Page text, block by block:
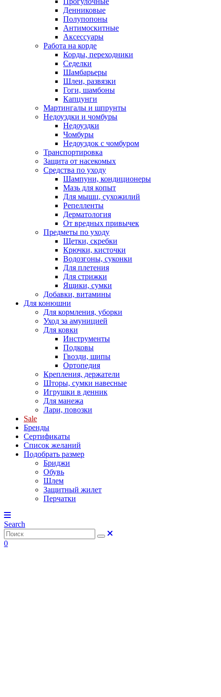
Денниковые
Полупопоны
Антимоскитные
Аксессуары
Работа на корде
Корды, переходники
Седелки
Шамбарьеры
Шлеи, развязки
Гоги, шамбоны
Капцунги
Мартингалы и шпрунты
Недоуздки и чомбуры
Недоуздки
Чомбуры
Недоуздок с чомбуром
Транспортировка
Защита от насекомых
Средства по уходу
Шампуни, кондиционеры
Мазь для копыт
Для мышц, сухожилий
Репелленты
Дерматология
От вредных привычек
Предметы по уходу
Щетки, скребки
Крючки, кисточки
Водозгоны, суконки
Для плетения
Для стрижки
Ящики, сумки
Добавки, витамины
Для конюшни
Для кормления, уборки
Уход за амуницией
Для ковки
Инструменты
Подковы
Гвозди, шипы
Ортопедия
Крепления, держатели
Шторы, сумки навесные
Игрушки в денник
Для манежа
Лари, повозки
Sale
Бренды
Сертификаты
Список желаний
Подобрать размер
Бриджи
Обувь
Шлем
Защитный жилет
Перчатки
Search
0